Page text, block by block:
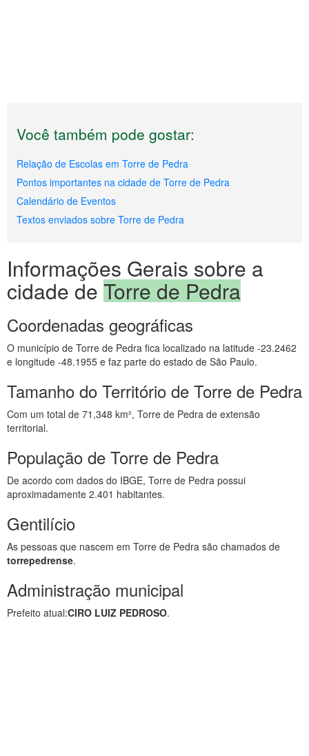
Você também pode gostar:
Relação de Escolas em Torre de Pedra
Pontos importantes na cidade de Torre de Pedra
Calendário de Eventos
Textos enviados sobre Torre de Pedra
Informações Gerais sobre a
cidade de Torre de Pedra
Coordenadas geográficas
O município de Torre de Pedra fica localizado na latitude -23.2462
e longitude -48.1955 e faz parte do estado de São Paulo.
Tamanho do Território de Torre de Pedra
Com um total de 71,348 km², Torre de Pedra de extensão
territorial.
População de Torre de Pedra
De acordo com dados do IBGE, Torre de Pedra possui
aproximadamente 2.401 habitantes.
Gentilício
As pessoas que nascem em Torre de Pedra são chamados de
torrepedrense.
Administração municipal
Prefeito atual:CIRO LUIZ PEDROSO.